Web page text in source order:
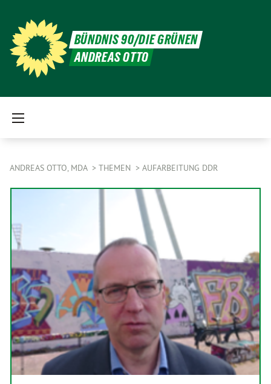
BÜNDNIS 90/DIE GRÜNEN
ANDREAS OTTO
ANDREAS OTTO, MDA THEMEN AUFARBEITUNG DDR